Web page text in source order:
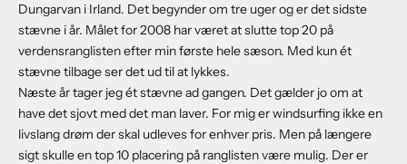
Dungarvan i Irland. Det begynder om tre uger og er det sidste
stævne i år. Målet for 2008 har været at slutte top 20 på
verdensranglisten efter min første hele sæson. Med kun ét
stævne tilbage ser det ud til at lykkes.
Næste år tager jeg ét stævne ad gangen. Det gælder jo om at
have det sjovt med det man laver. For mig er windsurfing ikke en
livslang drøm der skal udleves for enhver pris. Men på længere
sigt skulle en top 10 placering på ranglisten være mulig. Der er